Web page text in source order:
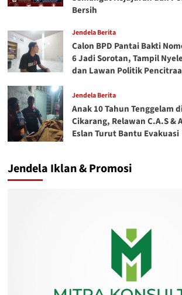
Bersih
Jendela Berita
Calon BPD Pantai Bakti
6 Jadi Sorotan, Tampil
dan Lawan Politik
Jendela Berita
Anak 10 Tahun Tenggelam
Cikarang, Relawan C.A.S &
Eslan Turut Bantu Evakuasi
Jendela Iklan & Promosi